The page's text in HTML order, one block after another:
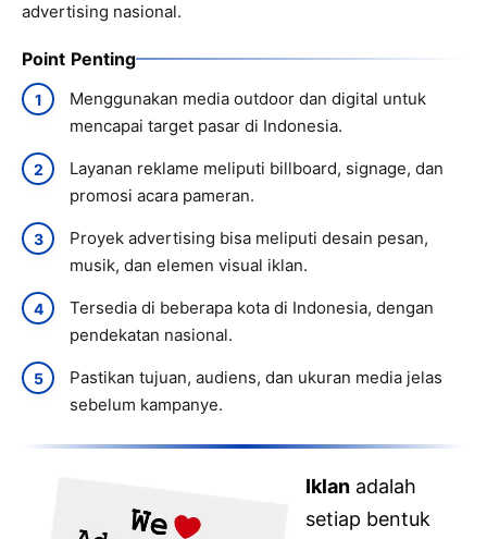
advertising nasional.
Point Penting
Menggunakan media outdoor dan digital untuk
mencapai target pasar di Indonesia.
Layanan reklame meliputi billboard, signage, dan
promosi acara pameran.
Proyek advertising bisa meliputi desain pesan,
musik, dan elemen visual iklan.
Tersedia di beberapa kota di Indonesia, dengan
pendekatan nasional.
Pastikan tujuan, audiens, dan ukuran media jelas
sebelum kampanye.
Iklan adalah
setiap bentuk